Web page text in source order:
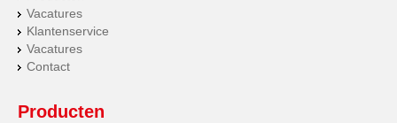
Vacatures
Klantenservice
Vacatures
Contact
Producten